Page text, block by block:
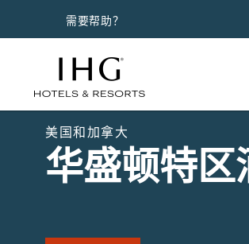
需要帮助？
美国和加拿大
华盛顿特区